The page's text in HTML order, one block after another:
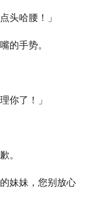
头哈腰！」
的手势。
你了！」
。
妹妹，您别放心